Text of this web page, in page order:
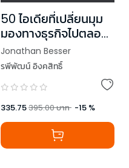
50 ไอเดียที่เปลี่ยนมุม
มองทางธุรกิจไปตลอด
กาล
Jonathan Besser
,Jeremy Kourdi
รพีพัฒน์ อิงคสิทธิ์
335.75395.00บาท -15 %